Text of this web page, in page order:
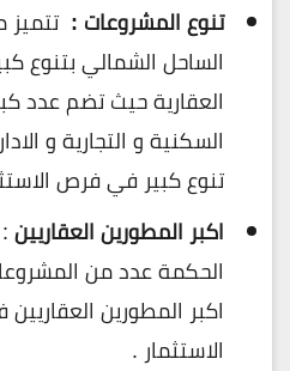
تنوع المشروعات :
الساحل الشمالي بتنوع
العقارية حيث تضم عدد
السكنية و التجارية و
تنوع كبير في فرص
اكبر المطورين العقاريين
الحكمة عدد من
اكبر المطورين
الاستثمار .